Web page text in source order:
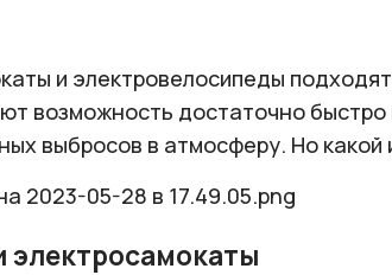
и электровелосипеды
возможность достаточно быстро
выбросов в атмосферу. Но
электросамокаты